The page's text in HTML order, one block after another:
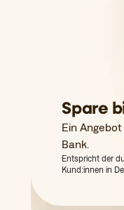
Spare
Ein
Bank.
Entspricht der
Kund:innen in